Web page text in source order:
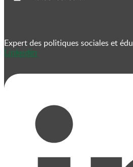
Expert des politiques sociales et
Linkedin